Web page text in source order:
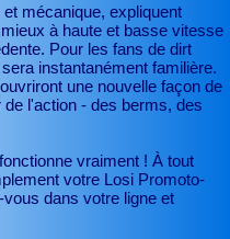
mécanique, expliquent
à haute et basse vitesse
Pour les fans de dirt
instantanément familière.
une nouvelle façon de
l'action - des berms, des
vraiment ! À tout
votre Losi Promoto-
dans votre ligne et